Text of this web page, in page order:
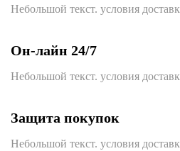
Небольшой текст. условия
Он-лайн 24/7
Небольшой текст. условия
Защита покупок
Небольшой текст. условия